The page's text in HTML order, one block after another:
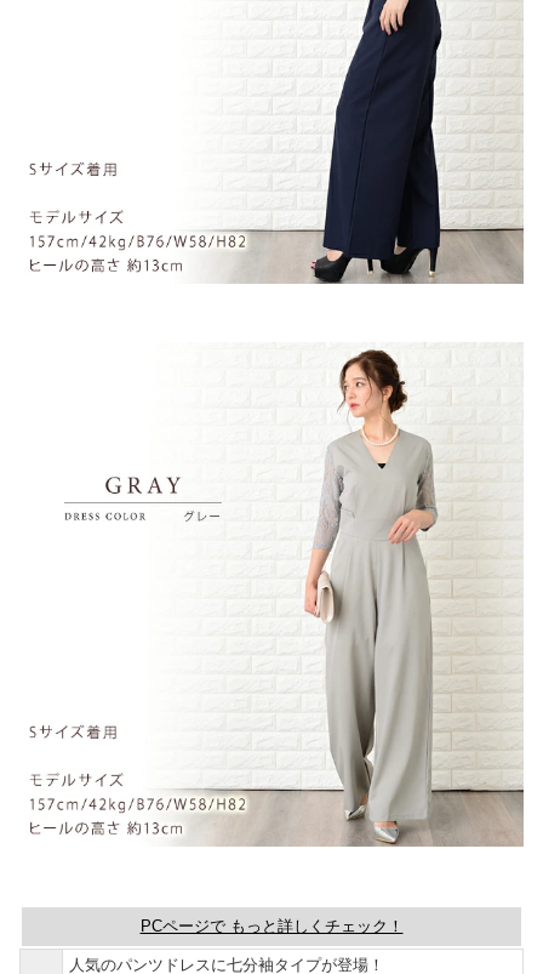
PCページで もっと詳しくチェック！
人気のパンツドレスに七分袖タイプが登場！